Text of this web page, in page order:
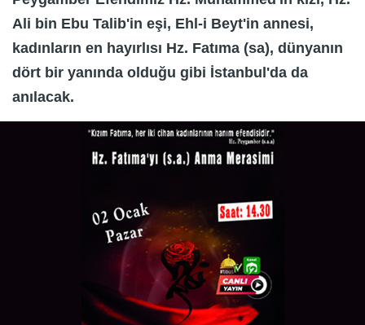
Ali bin Ebu Talib'in eşi, Ehl-i Beyt'in annesi,
kadınların en hayırlısı Hz. Fatıma (sa), dünyanın
dört bir yanında olduğu gibi İstanbul'da da
anılacak.